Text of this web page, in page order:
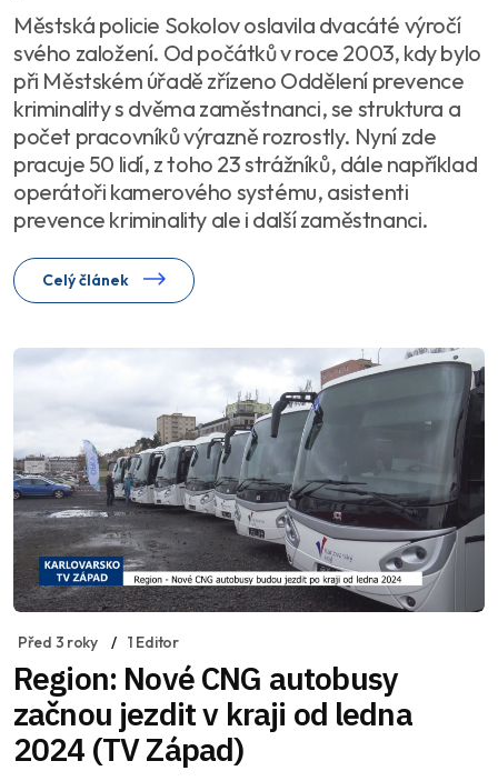
Městská policie Sokolov oslavila dvacáté výročí
svého založení. Od počátků v roce 2003, kdy bylo
při Městském úřadě zřízeno Oddělení prevence
kriminality s dvěma zaměstnanci, se struktura a
počet pracovníků výrazně rozrostly. Nyní zde
pracuje 50 lidí, z toho 23 strážníků, dále například
operátoři kamerového systému, asistenti
prevence kriminality ale i další zaměstnanci.
Celý článek
Před 3 roky 1 Editor
Region: Nové CNG autobusy
začnou jezdit v kraji od ledna
2024 (TV Západ)